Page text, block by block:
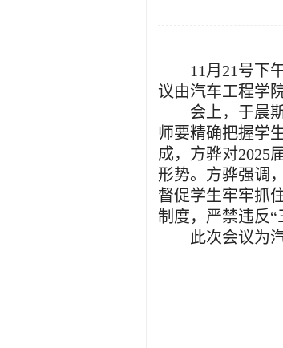
11 月 21号下
议由汽车工程学
会上， 于晨
师要精确把握学
成， 方骅对2025
形势。方骅强调
督促学生牢牢抓
制度，严禁违反“
此次会议为